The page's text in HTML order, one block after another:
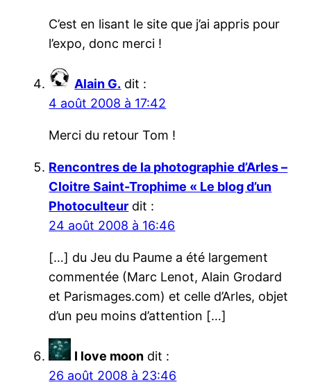
C’est en lisant le site que j’ai appris pour
l’expo, donc merci !
Alain G. dit :
4 août 2008 à 17:42
Merci du retour Tom !
Rencontres de la photographie d’Arles –
Cloitre Saint-Trophime « Le blog d’un
Photoculteur dit :
24 août 2008 à 16:46
[…] du Jeu du Paume a été largement
commentée (Marc Lenot, Alain Grodard
et Parismages.com) et celle d’Arles, objet
d’un peu moins d’attention […]
I love moon dit :
26 août 2008 à 23:46